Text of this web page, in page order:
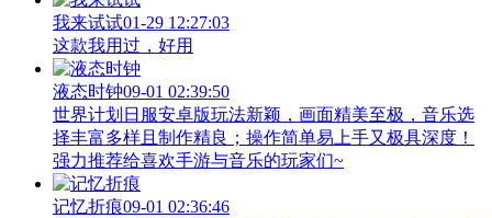
我来试试01-29 12:27:03
这款我用过，好用
液态时钟09-01 02:39:50
世界计划日服安卓版玩法新颖，画面精美至极，音乐选
择丰富多样且制作精良；操作简单易上手又极具深度！
强力推荐给喜欢手游与音乐的玩家们~
记忆折痕09-01 02:36:46